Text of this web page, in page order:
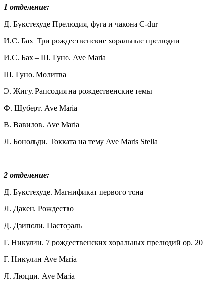
1 отделение:
Д. Букстехуде Прелюдия, фуга и чакона C-dur
И.С. Бах. Три рождественские хоральные прелюдии
И.С. Бах – Ш. Гуно. Ave Maria
Ш. Гуно. Молитва
Э. Жигу. Рапсодия на рождественские темы
Ф. Шуберт. Ave Maria
В. Вавилов. Ave Maria
Л. Бонольди. Токката на тему Ave Maris Stella
2 отделение:
Д. Букстехуде. Магнификат первого тона
Л. Дакен. Рождество
Д. Дзиполи. Пастораль
Г. Никулин. 7 рождественских хоральных прелюдий ор. 20
Г. Никулин Ave Maria
Л. Люцци. Ave Maria